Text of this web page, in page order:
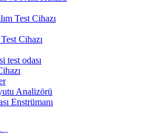
Test Cihazı
Cihazı
test odası
Analizörü
Enstrümanı